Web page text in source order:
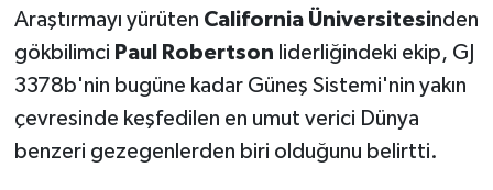
Araştırmayı yürüten California Üniversitesinden
gökbilimci Paul Robertson liderliğindeki ekip, GJ
3378b'nin bugüne kadar Güneş Sistemi'nin yakın
çevresinde keşfedilen en umut verici Dünya
benzeri gezegenlerden biri olduğunu belirtti.